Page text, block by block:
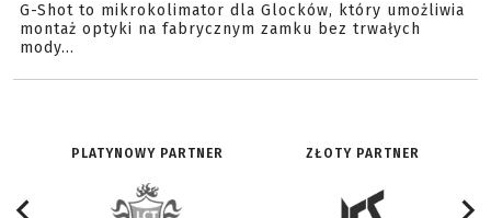
G-Shot to mikrokolimator dla Glocków, który umożliwia
montaż optyki na fabrycznym zamku bez trwałych
mody...
PLATYNOWY PARTNER ZŁOTY PARTNER